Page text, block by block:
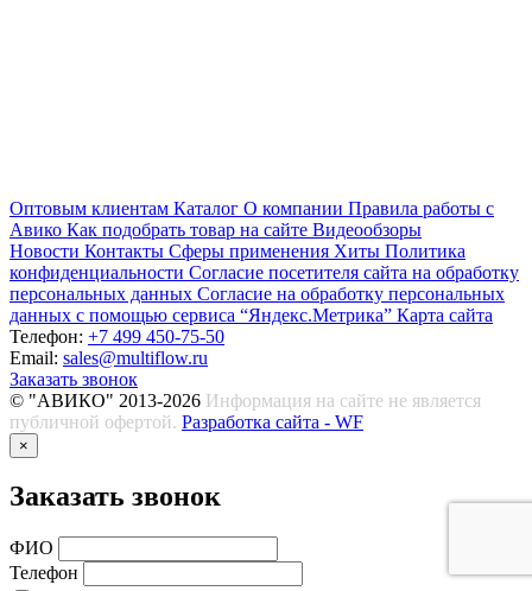
Оптовым клиентам Каталог О компании Правила работы с
Авико Как подобрать товар на сайте Видеообзоры
Новости Контакты Сферы применения Хиты Политика
конфиденциальности Согласие посетителя сайта на обработку
персональных данных Согласие на обработку персональных
данных с помощью сервиса “Яндекс.Метрика” Карта сайта
Телефон: +7 499 450-75-50
Email: sales@multiflow.ru
Заказать звонок
© "АВИКО" 2013-2026 Информация на сайте не является
публичной офертой. Разработка сайта - WF
×
Заказать звонок
ФИО
Телефон